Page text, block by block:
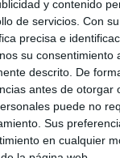
y contenido
de servicios. Con
precisa e
su consentimiento
descrito. De
antes de otorgar
puede no
Sus
en cualquier